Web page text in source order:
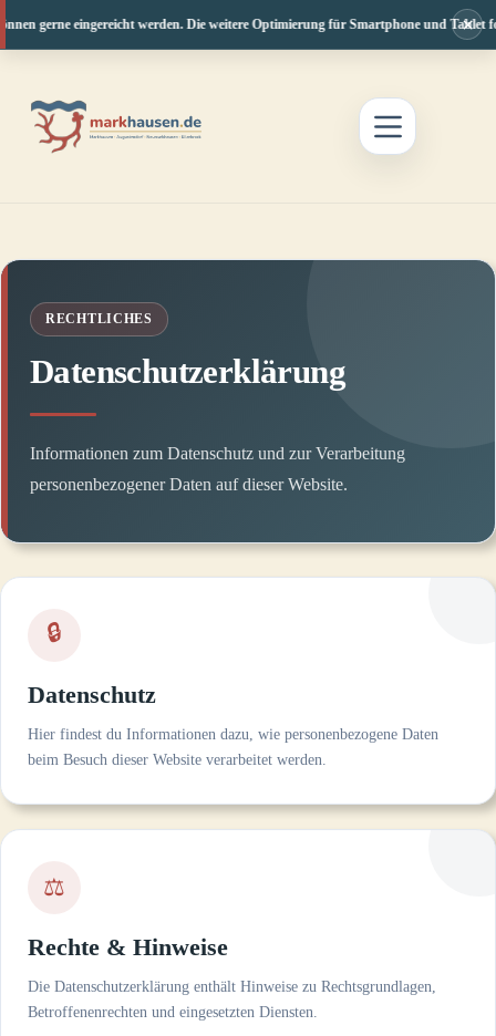
eingereicht werden. Die weitere Optimierung für Smartphone und Tablet folgt in
×
springen
RECHTLICHES
Datenschutzerklärung
Informationen zum Datenschutz und zur Verarbeitung
personenbezogener Daten auf dieser Website.
🔒
Datenschutz
Hier findest du Informationen dazu, wie personenbezogene Daten
beim Besuch dieser Website verarbeitet werden.
⚖
Rechte & Hinweise
Die Datenschutzerklärung enthält Hinweise zu Rechtsgrundlagen,
Betroffenenrechten und eingesetzten Diensten.